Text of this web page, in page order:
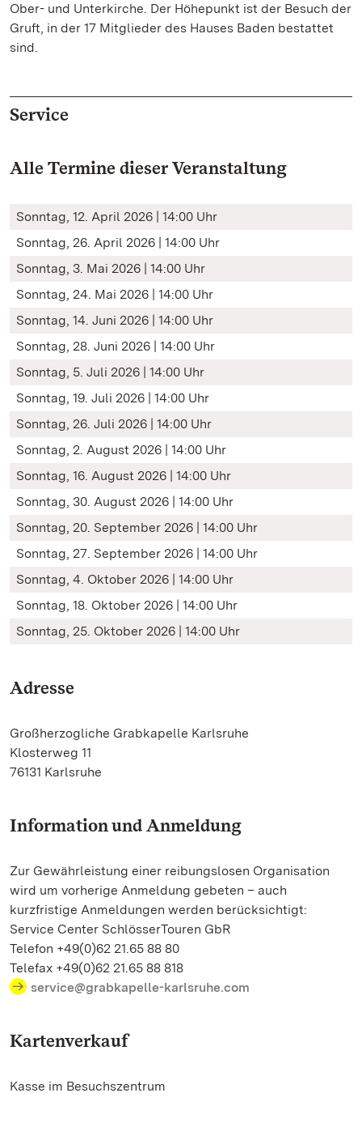
Ober- und Unterkirche. Der Höhepunkt ist der Besuch der
Gruft, in der 17 Mitglieder des Hauses Baden bestattet
sind.
Service
Alle Termine dieser Veranstaltung
Sonntag, 12. April 2026 | 14:00 Uhr
Sonntag, 26. April 2026 | 14:00 Uhr
Sonntag, 3. Mai 2026 | 14:00 Uhr
Sonntag, 24. Mai 2026 | 14:00 Uhr
Sonntag, 14. Juni 2026 | 14:00 Uhr
Sonntag, 28. Juni 2026 | 14:00 Uhr
Sonntag, 5. Juli 2026 | 14:00 Uhr
Sonntag, 19. Juli 2026 | 14:00 Uhr
Sonntag, 26. Juli 2026 | 14:00 Uhr
Sonntag, 2. August 2026 | 14:00 Uhr
Sonntag, 16. August 2026 | 14:00 Uhr
Sonntag, 30. August 2026 | 14:00 Uhr
Sonntag, 20. September 2026 | 14:00 Uhr
Sonntag, 27. September 2026 | 14:00 Uhr
Sonntag, 4. Oktober 2026 | 14:00 Uhr
Sonntag, 18. Oktober 2026 | 14:00 Uhr
Sonntag, 25. Oktober 2026 | 14:00 Uhr
Adresse
Großherzogliche Grabkapelle Karlsruhe
Klosterweg 11
76131 Karlsruhe
Information und Anmeldung
Zur Gewährleistung einer reibungslosen Organisation
wird um vorherige Anmeldung gebeten – auch
kurzfristige Anmeldungen werden berücksichtigt:
Service Center SchlösserTouren GbR
Telefon +49(0)62 21.65 88 80
Telefax +49(0)62 21.65 88 818
service@grabkapelle-karlsruhe.com
Kartenverkauf
Kasse im Besuchszentrum